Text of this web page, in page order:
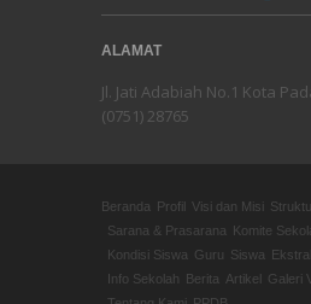
ALAMAT
Jl. Jati Adabiah No.1 Kota
(0751) 28765
Beranda Profil Visi dan Misi
Sarana & Prasarana
Komite
Kondisi Siswa Guru Siswa
Info Sekolah
Berita Artikel Galeri